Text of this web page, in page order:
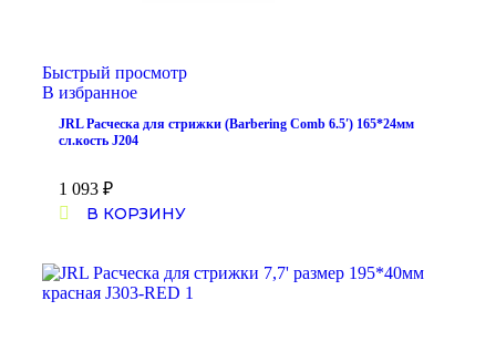
Быстрый просмотр
В избранное
JRL Расческа для стрижки (Barbering Comb 6.5′) 165*24мм
сл.кость J204
1 093 ₽
В КОРЗИНУ